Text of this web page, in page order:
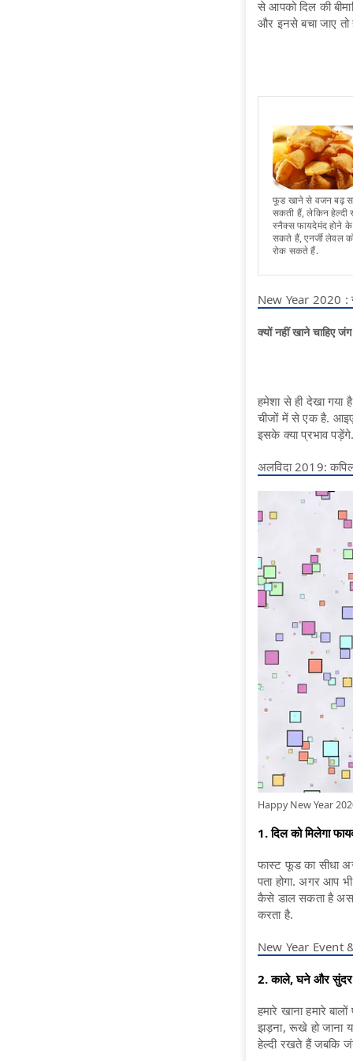
से आपको दिल की
और इनसे बचा जाए तो
फूड खाने से वजन बढ़
सकती हैं, लेकिन
स्नैक्स फायदेमंद होने
सकते हैं, एनर्जी लेवल
रोक सकते हैं.
New Year 2020 :
क्यों नहीं खाने चाहिए
हमेशा से ही देखा गया
चीजों में से एक है. आइए
इसके क्या प्रभाव
अलविदा 2019:
Happy New Year
1. दिल को मिलेगा
फास्ट फूड का सीधा
पता होगा. अगर आप
कैसे डाल सकता है
करता है.
New Year Event &
2. काले, घने और सुंदर
हमारे खाना हमारे
झड़ना, रूखे हो जाना
हेल्दी रखते हैं जबकि